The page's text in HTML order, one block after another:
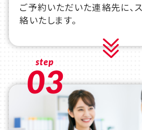
ご予約いただいた連絡先に、
絡いたします。
step
03